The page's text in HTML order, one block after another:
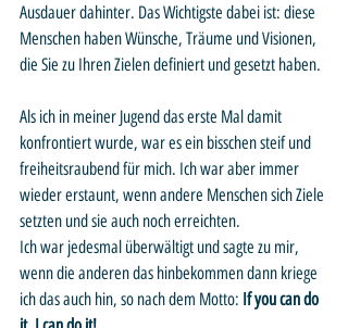
Ausdauer dahinter. Das Wichtigste dabei ist: diese
Menschen haben Wünsche, Träume und Visionen,
die Sie zu Ihren Zielen definiert und gesetzt haben.
Als ich in meiner Jugend das erste Mal damit
konfrontiert wurde, war es ein bisschen steif und
freiheitsraubend für mich. Ich war aber immer
wieder erstaunt, wenn andere Menschen sich Ziele
setzten und sie auch noch erreichten.
Ich war jedesmal überwältigt und sagte zu mir,
wenn die anderen das hinbekommen dann kriege
ich das auch hin, so nach dem Motto: If you can do